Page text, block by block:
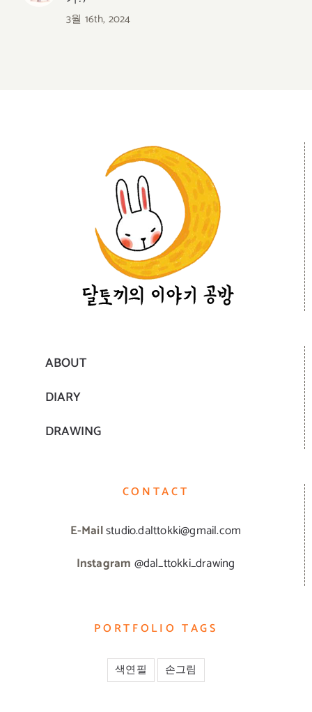
3월 16th, 2024
ABOUT
DIARY
DRAWING
CONTACT
E-Mailstudio.dalttokki@gmail.com
Instagram @dal_ttokki_drawing
PORTFOLIO TAGS
색연필 손그림